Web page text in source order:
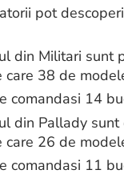
pot
din Militari sunt
care 38 de
comandasi 14
din Pallady
care 26 de
comandasi 11